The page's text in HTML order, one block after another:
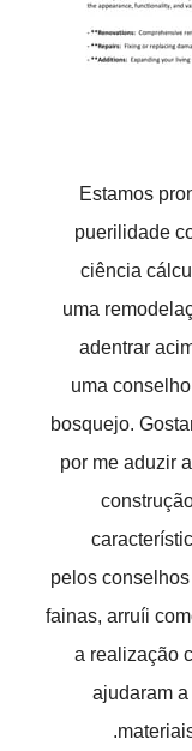
Estamos
puerilidade
ciência
uma
adentrar
uma
bosquejo.
por me aduzir
pelos
fainas, arruíi
a realização
ajudaram